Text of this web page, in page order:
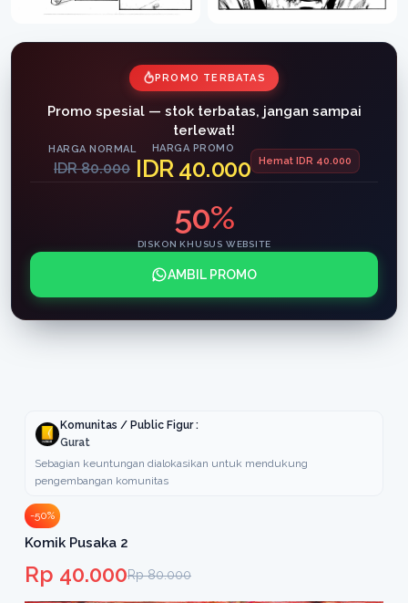
PROMO TERBATAS
Promo spesial — stok terbatas, jangan sampai
terlewat!
HARGA NORMAL
IDR 80.000
HARGA PROMO
IDR 40.000 Hemat IDR 40.000
50%
DISKON KHUSUS WEBSITE
AMBIL PROMO
Komunitas / Public Figur :
Gurat
Sebagian keuntungan dialokasikan untuk mendukung
pengembangan komunitas
-50%
Komik Pusaka 2
Rp 40.000Rp 80.000